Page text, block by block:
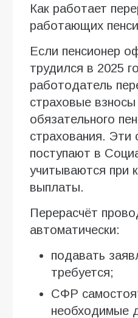
Как работает
работающих
Если пенсионер
трудился в 2025
работодатель
страховые
обязательного
страхования. Эти
поступают в
учитываются при
выплаты.
Перерасчёт
автоматически:
подавать
требуется;
СФР
необходимые